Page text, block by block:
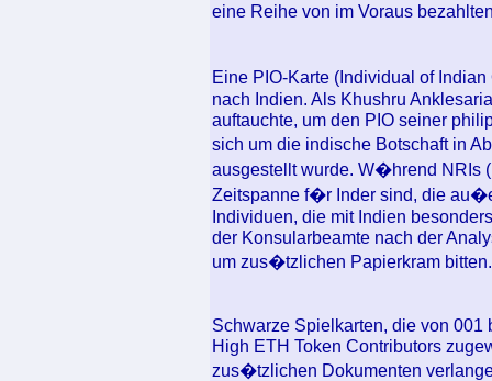
eine Reihe von im Voraus
Eine PIO-Karte (Individual of
nach Indien. Als Khushru
auftauchte, um den PIO seiner
sich um die indische Botschaft in
ausgestellt wurde. W�hrend NRIs
Zeitspanne f�r Inder sind, die
Individuen, die mit Indien
der Konsularbeamte nach der
um zus�tzlichen Papierkram bitten.
Schwarze Spielkarten, die von
High ETH Token Contributors
zus�tzlichen Dokumenten